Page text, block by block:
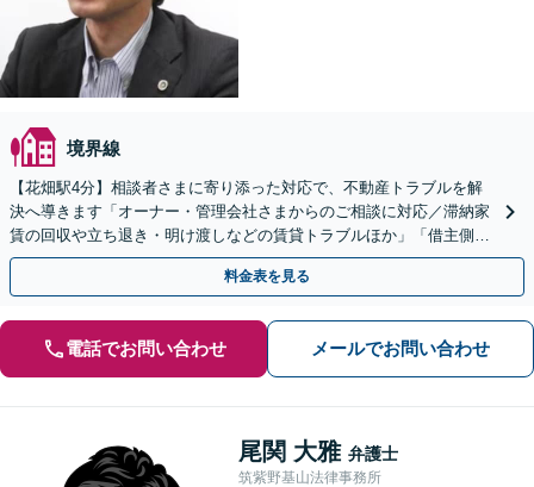
境界線
【花畑駅4分】相談者さまに寄り添った対応で、不動産トラブルを解
決へ導きます「オーナー・管理会社さまからのご相談に対応／滞納家
賃の回収や立ち退き・明け渡しなどの賃貸トラブルほか」「借主側の
立退料交渉にも対応」【顧問契約可】
料金表を見る
電話でお問い合わせ メールでお問い合わせ
尾関 大雅 弁護士
筑紫野基山法律事務所